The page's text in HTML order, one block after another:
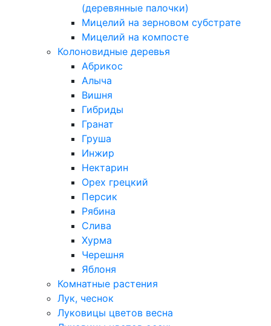
(деревянные палочки)
Мицелий на зерновом субстрате
Мицелий на компосте
Колоновидные деревья
Абрикос
Алыча
Вишня
Гибриды
Гранат
Груша
Инжир
Нектарин
Орех грецкий
Персик
Рябина
Слива
Хурма
Черешня
Яблоня
Комнатные растения
Лук, чеснок
Луковицы цветов весна